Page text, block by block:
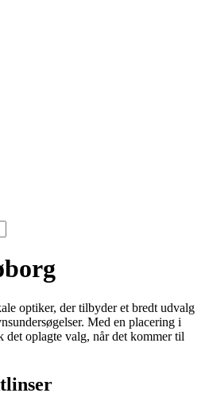
optiker, der tilbyder et bredt udvalg
Med en placering i
det oplagte valg, når det kommer til